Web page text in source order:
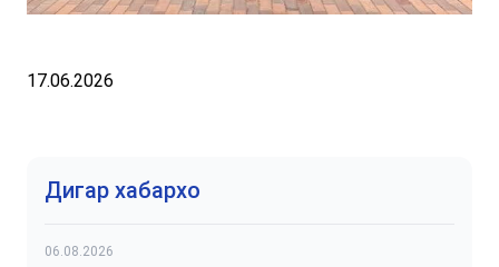
17.06.2026
Дигар хабархо
06.08.2026